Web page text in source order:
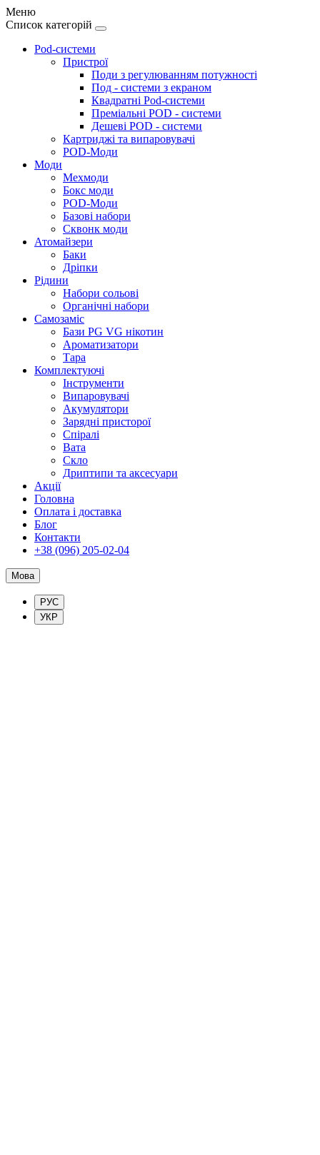
Меню
Список категорій
Pod-системи
Пристрої
Поди з регулюванням потужності
Под - системи з екраном
Квадратні Pod-системи
Преміальні POD - системи
Дешеві POD - системи
Картриджі та випаровувачі
POD-Моди
Моди
Мехмоди
Бокс моди
POD-Моди
Базові набори
Сквонк моди
Атомайзери
Баки
Дріпки
Рідини
Набори сольові
Органічні набори
Самозаміс
Бази PG VG нікотин
Ароматизатори
Тара
Комплектуючі
Інструменти
Випаровувачі
Акумулятори
Зарядні присторої
Спіралі
Вата
Скло
Дриптипи та аксесуари
Акції
Головна
Оплата і доставка
Блог
Контакти
+38 (096) 205-02-04
Мова
РУС
УКР